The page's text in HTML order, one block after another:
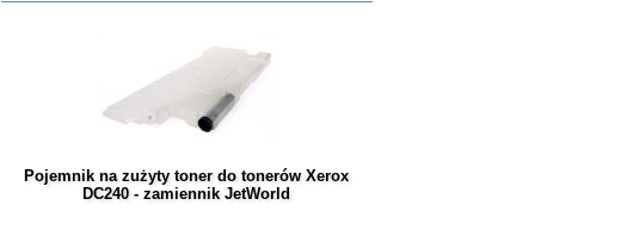
Pojemnik na zużyty toner do tonerów Xerox
DC240 - zamiennik JetWorld